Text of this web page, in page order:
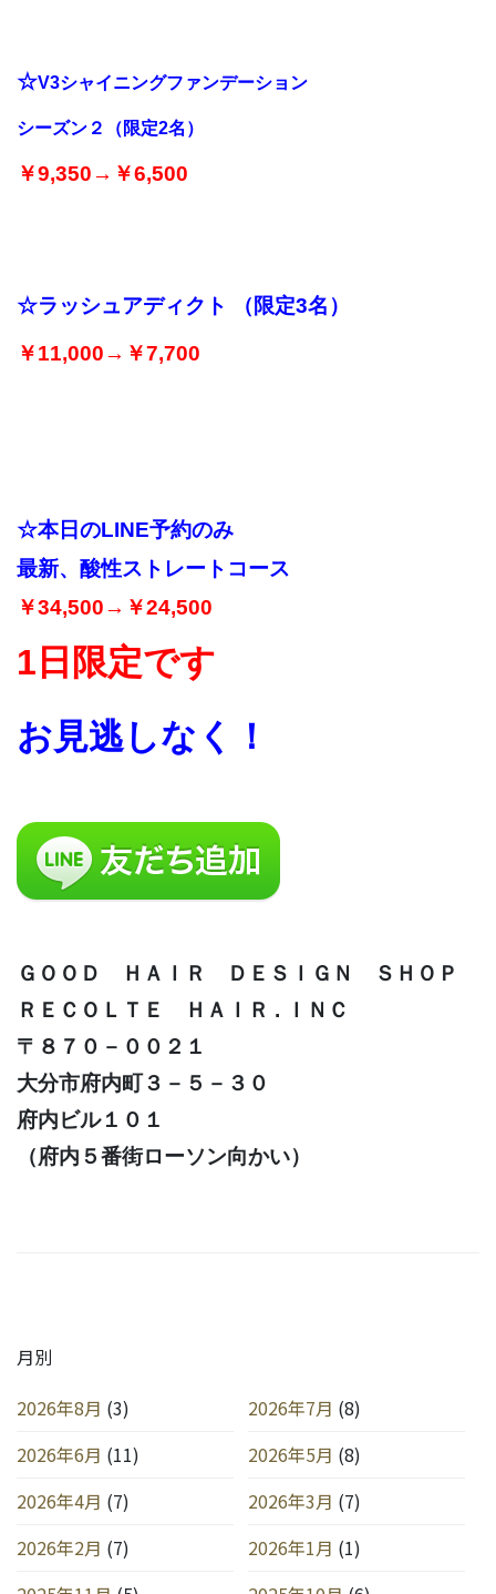
☆V3シャイニングファンデーション
シーズン２（限定2名）
￥9,350→￥6,500
☆ラッシュアディクト （限定3名）
￥11,000→￥7,700
☆本日のLINE予約のみ
最新、酸性ストレートコース
￥34,500→￥24,500
1日 限定です
お見逃しなく！
ＧＯＯＤ ＨＡＩＲ ＤＥＳＩＧＮ ＳＨＯＰ
ＲＥＣＯＬＴＥ ＨＡＩＲ . ＩＮＣ
〒８７０－００２１
大分市府内町３－５－３０
府内ビル１０１
（府内５番街ローソン向かい）
月別
2026年8月 (3) 2026年7月 (8)
2026年6月 (11) 2026年5月 (8)
2026年4月 (7) 2026年3月 (7)
2026年2月 (7) 2026年1月 (1)